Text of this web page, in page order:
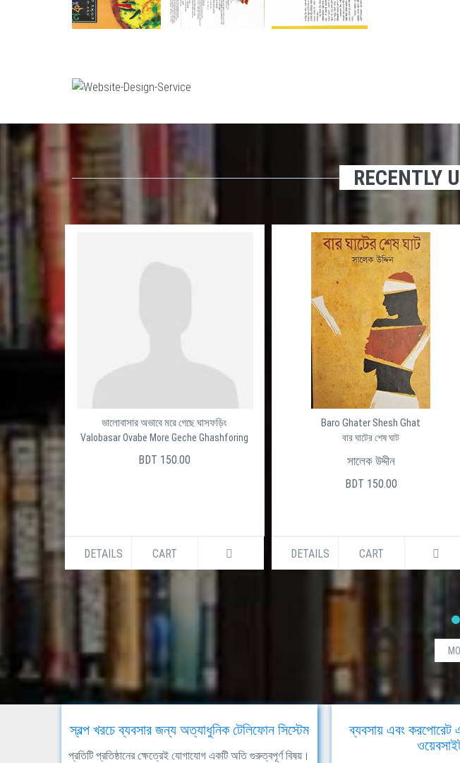
RECENTLY
ভালোবাসার অভাবে মরে গেছে ঘাসফড়িং
Valobasar Ovabe More Geche Ghashforing
BDT 150.00
DETAILS CART
Baro Ghater Shesh Ghat
বার ঘাটের শেষ ঘাট
সালেক উদ্দীন
BDT 150.00
DETAILS CART
স্বল্প খরচে ব্যবসার জন্য অত্যাধুনিক টেলিফোন সিস্টেম
প্রতিটি প্রতিষ্ঠানের ক্ষেত্রেই যোগাযোগ একটি অতি গুরুত্বপূর্ণ বিষয়।
ব্যবসায় এবং করপোরেট